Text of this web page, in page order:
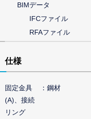
BIMデータ
IFCファイル
RFAファイル
仕様
固定金具
(A)、接続
リング
鋼材